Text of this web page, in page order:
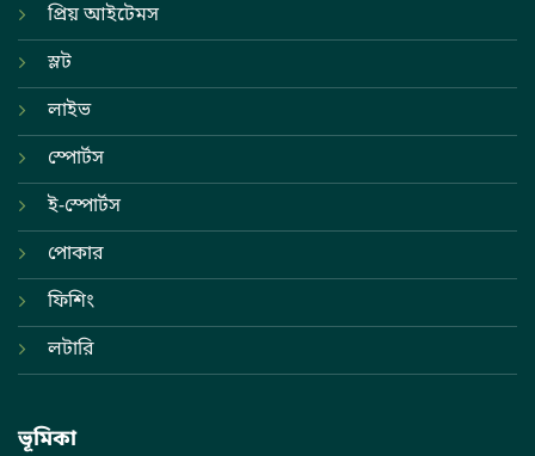
প্রিয় আইটেমস
স্লট
লাইভ
স্পোর্টস
ই-স্পোর্টস
পোকার
ফিশিং
লটারি
ভূমিকা